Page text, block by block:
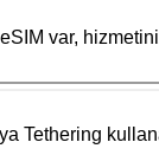
var,
Tethering